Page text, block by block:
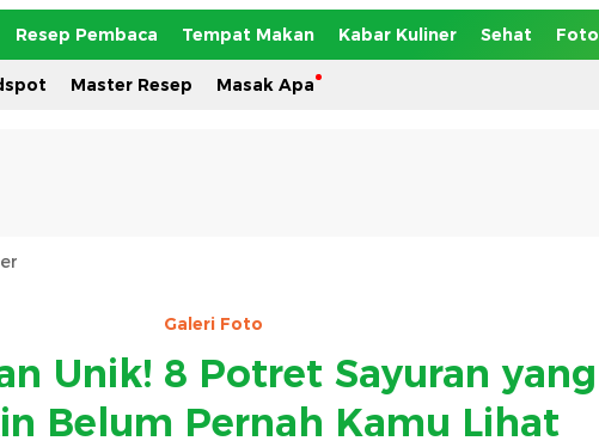
Resep Pembaca Tempat Makan Kabar Kuliner Sehat Foto
Master Resep Masak Apa
Galeri Foto
Unik! 8 Potret Sayuran yang
Belum Pernah Kamu Lihat